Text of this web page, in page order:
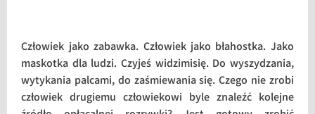
Człowiek jako zabawka. Człowiek jako błahostka. Jako
maskotka dla ludzi. Czyjeś widzimisię. Do wyszydzania,
wytykania palcami, do zaśmiewania się. Czego nie zrobi
człowiek drugiemu człowiekowi byle znaleźć kolejne